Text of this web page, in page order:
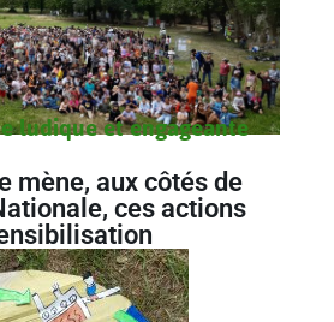
ludique et engageante
mène, aux côtés de
ces actions